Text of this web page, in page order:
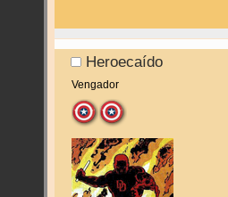
Heroecaído
Vengador